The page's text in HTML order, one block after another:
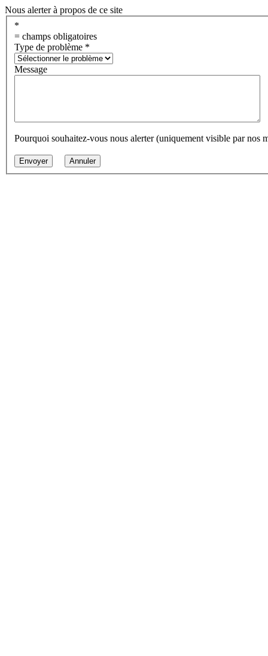
Nous alerter à propos de ce site
*
= champs obligatoires
Type de problème *
Message
Pourquoi souhaitez-vous nous alerter (uniquement visible par nos